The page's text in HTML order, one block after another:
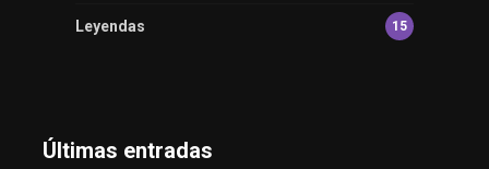
Leyendas 15
Últimas entradas